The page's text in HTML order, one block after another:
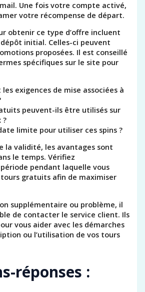
Une fois votre compte activé,
votre récompense de départ.
obtenir ce type d’offre incluent
initial. Celles-ci peuvent
proposées. Il est conseillé
spécifiques sur le site pour
exigences de mise associées à
peuvent-ils être utilisés sur
?
limite pour utiliser ces spins ?
la validité, les avantages sont
le temps. Vérifiez
pendant laquelle vous
gratuits afin de maximiser
supplémentaire ou problème, il
de contacter le service client. Ils
vous aider avec les démarches
ou l’utilisation de vos tours
réponses :